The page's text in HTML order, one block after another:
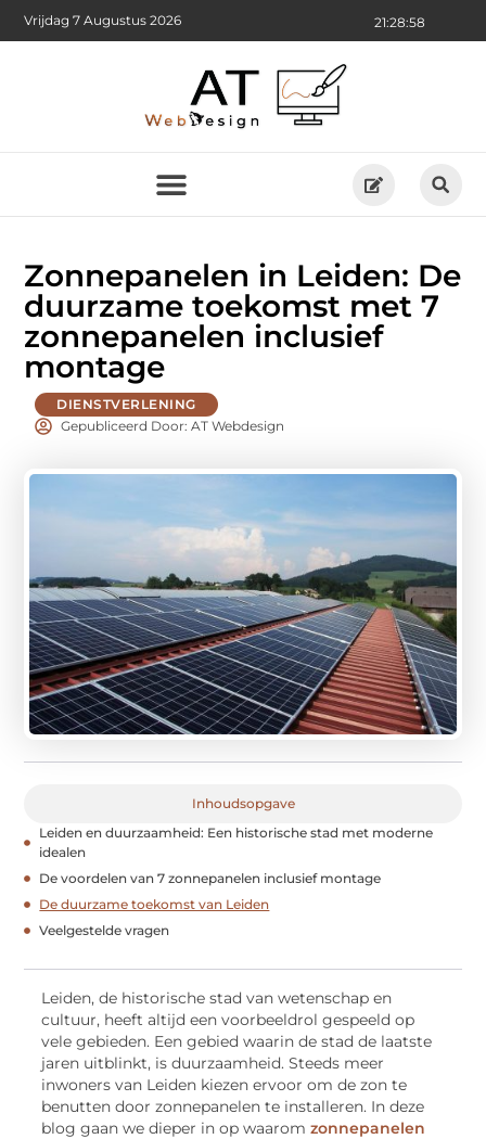
21:28:59
Vrijdag 7 Augustus 2026
Zonnepanelen in Leiden: De
duurzame toekomst met 7
zonnepanelen inclusief
montage
DIENSTVERLENING
Gepubliceerd Door: AT Webdesign
Inhoudsopgave
Leiden en duurzaamheid: Een historische stad met moderne
idealen
De voordelen van 7 zonnepanelen inclusief montage
De duurzame toekomst van Leiden
Veelgestelde vragen
Leiden, de historische stad van wetenschap en
cultuur, heeft altijd een voorbeeldrol gespeeld op
vele gebieden. Een gebied waarin de stad de laatste
jaren uitblinkt, is duurzaamheid. Steeds meer
inwoners van Leiden kiezen ervoor om de zon te
benutten door zonnepanelen te installeren. In deze
blog gaan we dieper in op waaromzonnepanelen